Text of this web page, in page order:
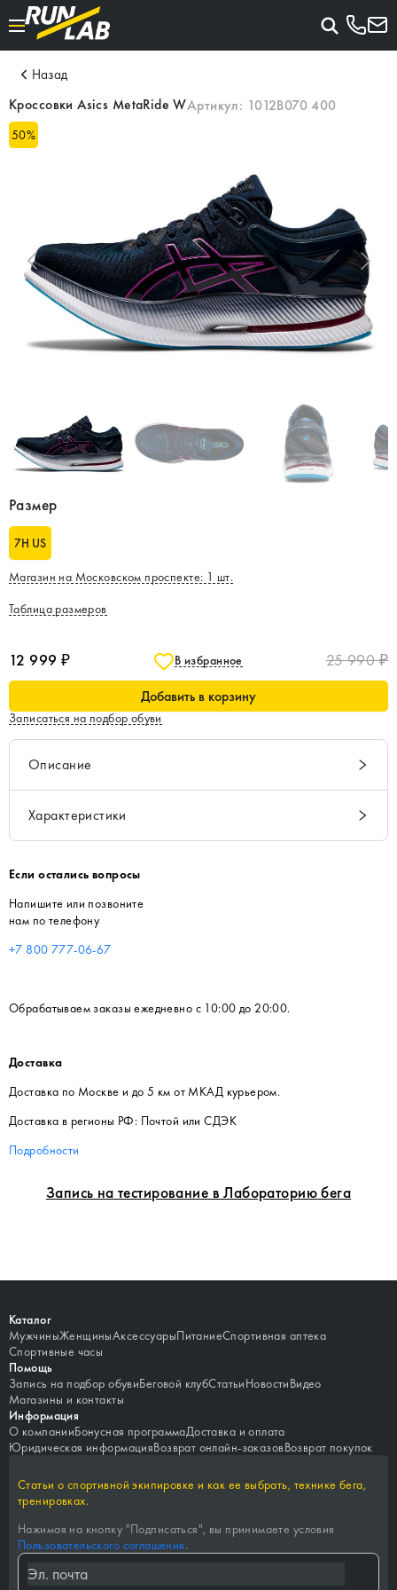
Назад
Кроссовки Asics MetaRide WАртикул: 1012B070 400
50%
Запись на тестирование в Лабораторию бега
Размер
7H US
Магазин на Московском проспекте: 1 шт.
Таблица размеров
12 999 ₽ В избранное 25 990 ₽
Добавить в корзину
Записаться на подбор обуви
Описание
Характеристики
Если остались вопросы
Напишите или позвоните
нам по телефону
+7 800 777-06-67
Обрабатываем заказы ежедневно с 10:00 до 20:00.
Доставка
Доставка по Москве и до 5 км от МКАД курьером.
Доставка в регионы РФ: Почтой или СДЭК
Подробности
Каталог
МужчиныЖенщиныАксессуарыПитаниеСпортивная аптека
Спортивные часы
Помощь
Запись на подбор обувиБеговой клубСтатьиНовостиВидео
Магазины и контакты
Информация
О компанииБонусная программаДоставка и оплата
Юридическая информацияВозврат онлайн-заказовВозврат покупок
Статьи о спортивной экипировке и как ее выбрать, технике бега,
тренировках.
Нажимая на кнопку "Подписаться", вы принимаете условия
Пользовательского соглашения.